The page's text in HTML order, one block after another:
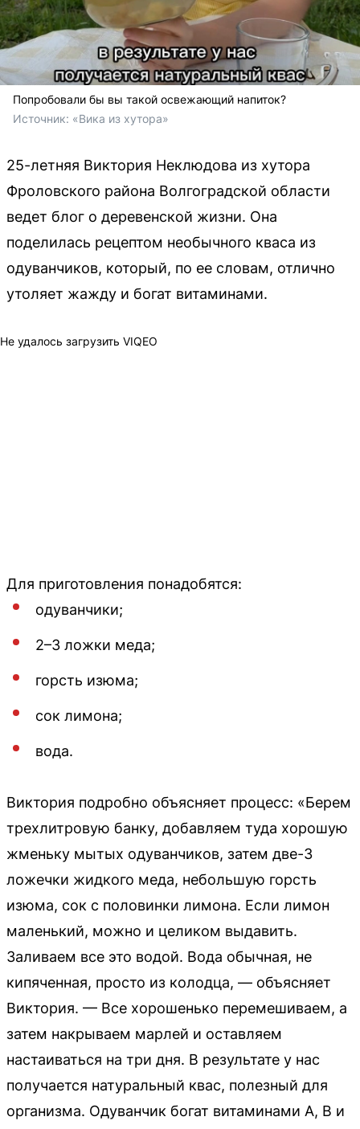
Попробовали бы вы такой освежающий напиток?
Источник: «Вика из хутора»
25-летняя Виктория Неклюдова из хутора
Фроловского района Волгоградской области
ведет блог о деревенской жизни. Она
поделилась рецептом необычного кваса из
одуванчиков, который, по ее словам, отлично
утоляет жажду и богат витаминами.
Не удалось загрузить VIQEO
Для приготовления понадобятся:
одуванчики;
2–3 ложки меда;
горсть изюма;
сок лимона;
вода.
Виктория подробно объясняет процесс: «Берем
трехлитровую банку, добавляем туда хорошую
жменьку мытых одуванчиков, затем две-3
ложечки жидкого меда, небольшую горсть
изюма, сок с половинки лимона. Если лимон
маленький, можно и целиком выдавить.
Заливаем все это водой. Вода обычная, не
кипяченная, просто из колодца, — объясняет
Виктория. — Все хорошенько перемешиваем, а
затем накрываем марлей и оставляем
настаиваться на три дня. В результате у нас
получается натуральный квас, полезный для
организма. Одуванчик богат витаминами А, В и